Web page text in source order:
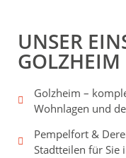
UNSER
Golzheim –
Wohnlagen und
Pempelfort &
Stadtteilen für Sie